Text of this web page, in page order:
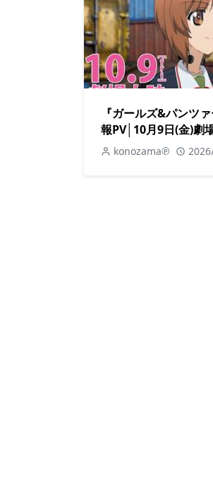
『ガールズ&パンツ
報PV│10月9日(金)劇
konozama℗